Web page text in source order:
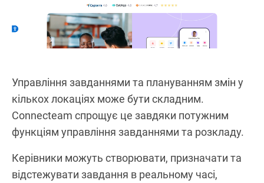
Управління завданнями та плануванням змін у
кількох локаціях може бути складним.
Connecteam спрощує це завдяки потужним
функціям управління завданнями та розкладу.
Керівники можуть створювати, призначати та
відстежувати завдання в реальному часі,